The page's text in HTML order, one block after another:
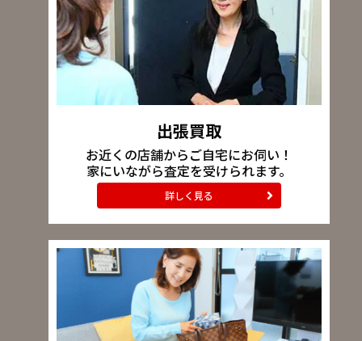
出張買取
お近くの店舗からご自宅にお伺い！
家にいながら査定を受けられます。
詳しく見る